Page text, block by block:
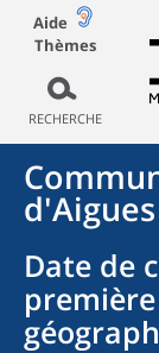
Aide
Thèmes
RECHERCHE
d'Aigues
Date de